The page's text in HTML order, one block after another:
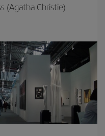
(Agatha Christie)